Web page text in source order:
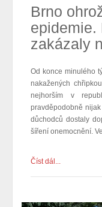
Brno
epidemie.
zakázaly
Od konce minulého
nakažených
nejhorším v
pravděpodobně
důchodců dostaly
šíření onemocnění.
Číst dál...